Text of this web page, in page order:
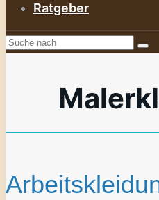
Ratgeber